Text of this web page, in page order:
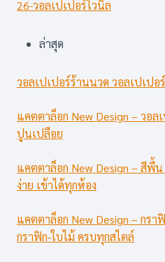
26-วอลเปเปอร์ไวนิล
ล่าสุด
วอลเปเปอร์ร้านนวด วอลเปเป
แคตตาล็อก New Design – วอ
ปูนเปลือย
แคตตาล็อก New Design – สีพื้
ง่าย เข้าได้ทุกห้อง
แคตตาล็อก New Design – กรา
กราฟิก-ใบไม้ ครบทุกสไตล์